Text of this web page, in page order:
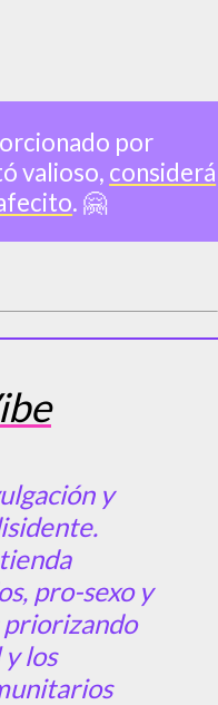
por
valioso, considerá
. 🤗
y
pro-sexo y
los